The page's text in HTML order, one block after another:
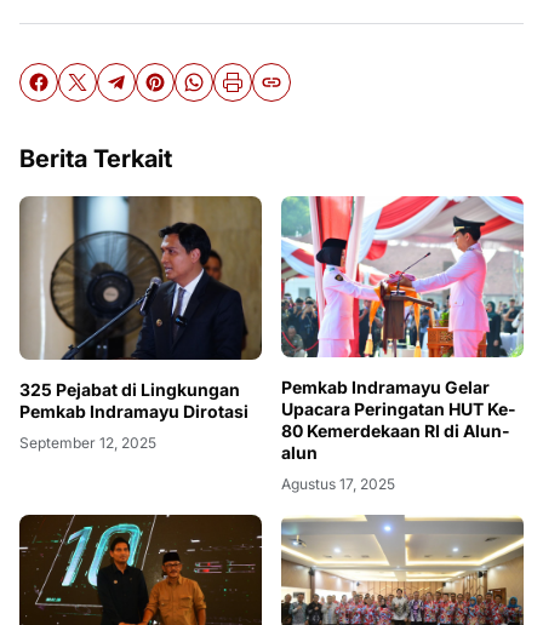
Berita Terkait
325 Pejabat di Lingkungan
Pemkab Indramayu Dirotasi
September 12, 2025
Pemkab Indramayu Gelar
Upacara Peringatan HUT Ke-
80 Kemerdekaan RI di Alun-
alun
Agustus 17, 2025